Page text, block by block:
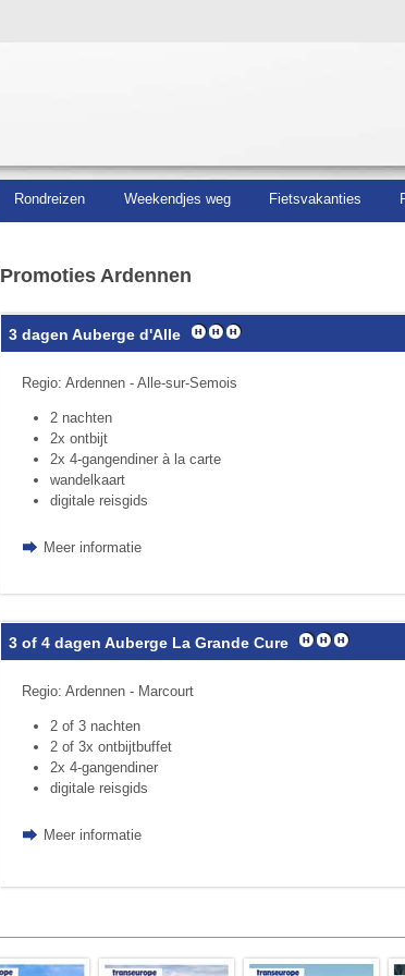
Rondreizen Weekendjes weg Fietsvakanties
Promoties Ardennen
3 dagen Auberge d'Alle
Regio: Ardennen - Alle-sur-Semois
2 nachten
2x ontbijt
2x 4-gangendiner à la carte
wandelkaart
digitale reisgids
Meer informatie
3 of 4 dagen Auberge La Grande Cure
Regio: Ardennen - Marcourt
2 of 3 nachten
2 of 3x ontbijtbuffet
2x 4-gangendiner
digitale reisgids
Meer informatie